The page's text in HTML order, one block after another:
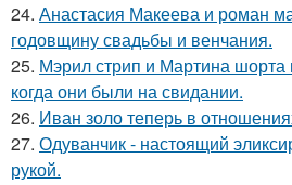
24. Анастасия Макеева и роман
годовщину свадьбы и венчания.
25. Мэрил стрип и Мартина
когда они были на свидании.
26. Иван золо теперь в
27. Одуванчик - настоящий
рукой.